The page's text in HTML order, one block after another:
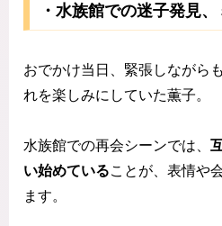
・水族館での迷子発見
おでかけ当日、緊張しながら
れを楽しみにしていた薫子。
水族館での再会シーンでは、
い始めていることが、表情や
ます。